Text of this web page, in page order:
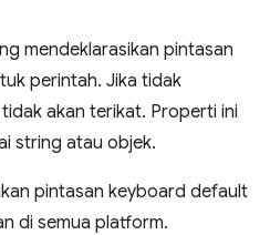
mendeklarasikan pintasan
perintah. Jika tidak
akan terikat. Properti ini
string atau objek.
pintasan keyboard default
di semua platform.